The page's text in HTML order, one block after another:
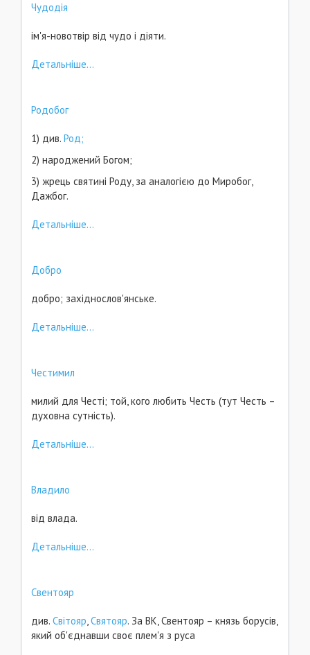
Чудодія
ім'я-новотвір від чудо і діяти.
Детальніше...
Родобог
1) див. Род;
2) народжений Богом;
3) жрець святині Роду, за аналогією до Миробог,
Дажбог.
Детальніше...
Добро
добро; західнослов'янське.
Детальніше...
Честимил
милий для Честі; той, кого любить Честь (тут Честь –
духовна сутність).
Детальніше...
Владило
від влада.
Детальніше...
Свентояр
див. Світояр,Святояр. За ВК, Свентояр – князь борусів,
який об'єднавши своє плем'я з руса